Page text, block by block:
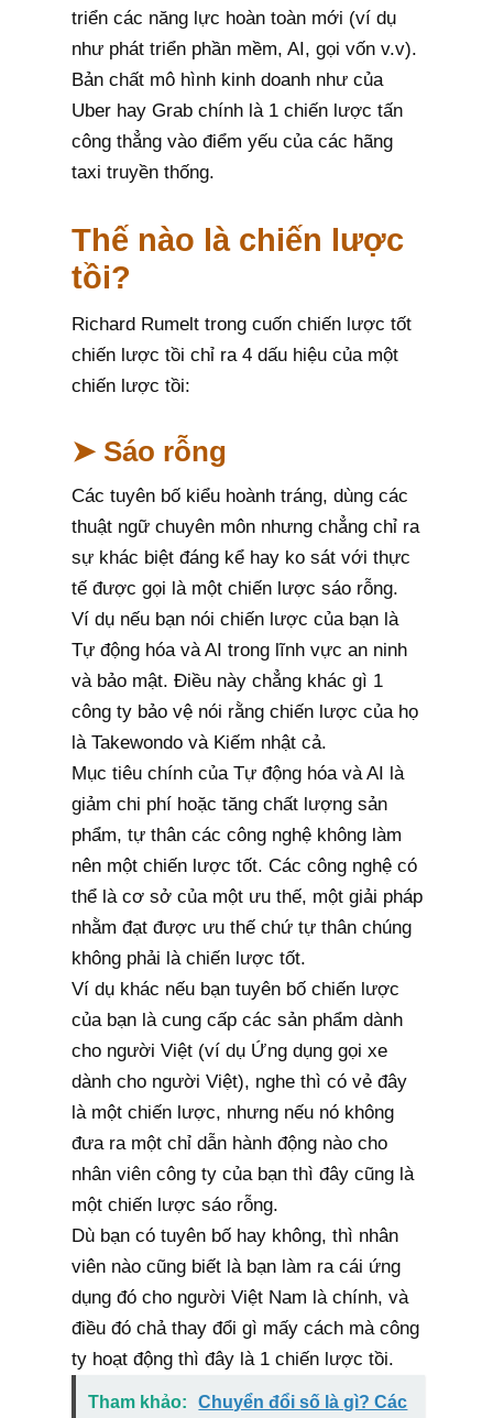
triển các năng lực hoàn toàn mới (ví dụ
như phát triển phần mềm, AI, gọi vốn v.v).
Bản chất mô hình kinh doanh như của
Uber hay Grab chính là 1 chiến lược tấn
công thẳng vào điểm yếu của các hãng
taxi truyền thống.
Thế nào là chiến lược
tồi?
Richard Rumelt trong cuốn chiến lược tốt
chiến lược tồi chỉ ra 4 dấu hiệu của một
chiến lược tồi:
➤ Sáo rỗng
Các tuyên bố kiểu hoành tráng, dùng các
thuật ngữ chuyên môn nhưng chẳng chỉ ra
sự khác biệt đáng kể hay ko sát với thực
tế được gọi là một chiến lược sáo rỗng.
Ví dụ nếu bạn nói chiến lược của bạn là
Tự động hóa và AI trong lĩnh vực an ninh
và bảo mật. Điều này chẳng khác gì 1
công ty bảo vệ nói rằng chiến lược của họ
là Takewondo và Kiếm nhật cả.
Mục tiêu chính của Tự động hóa và AI là
giảm chi phí hoặc tăng chất lượng sản
phẩm, tự thân các công nghệ không làm
nên một chiến lược tốt. Các công nghệ có
thể là cơ sở của một ưu thế, một giải pháp
nhằm đạt được ưu thế chứ tự thân chúng
không phải là chiến lược tốt.
Ví dụ khác nếu bạn tuyên bố chiến lược
của bạn là cung cấp các sản phẩm dành
cho người Việt (ví dụ Ứng dụng gọi xe
dành cho người Việt), nghe thì có vẻ đây
là một chiến lược, nhưng nếu nó không
đưa ra một chỉ dẫn hành động nào cho
nhân viên công ty của bạn thì đây cũng là
một chiến lược sáo rỗng.
Dù bạn có tuyên bố hay không, thì nhân
viên nào cũng biết là bạn làm ra cái ứng
dụng đó cho người Việt Nam là chính, và
điều đó chả thay đổi gì mấy cách mà công
ty hoạt động thì đây là 1 chiến lược tồi.
Tham khảo: Chuyển đổi số là gì? Các